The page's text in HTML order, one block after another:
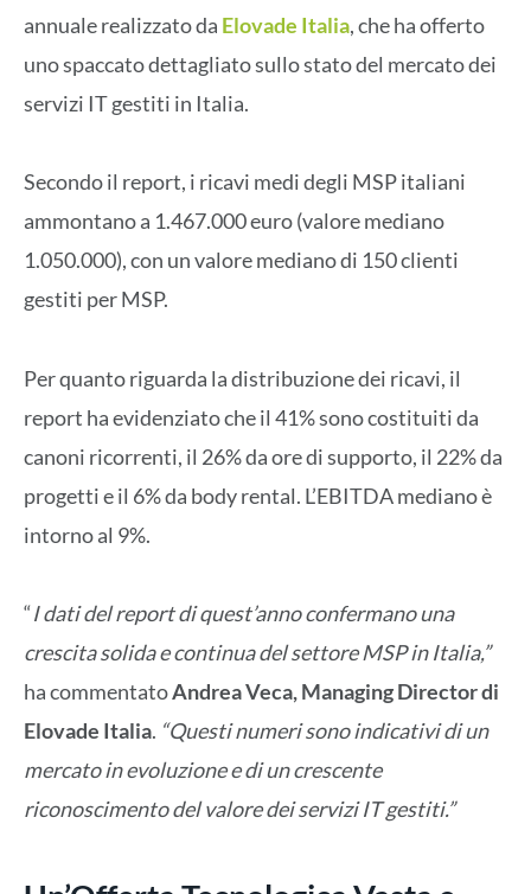
annuale realizzato da Elovade Italia, che ha offerto
uno spaccato dettagliato sullo stato del mercato dei
servizi IT gestiti in Italia.
Secondo il report, i ricavi medi degli MSP italiani
ammontano a 1.467.000 euro (valore mediano
1.050.000), con un valore mediano di 150 clienti
gestiti per MSP.
Per quanto riguarda la distribuzione dei ricavi, il
report ha evidenziato che il 41% sono costituiti da
canoni ricorrenti, il 26% da ore di supporto, il 22% da
progetti e il 6% da body rental. L’EBITDA mediano è
intorno al 9%.
“I dati del report di quest’anno confermano una
crescita solida e continua del settore MSP in Italia,”
ha commentatoAndrea Veca, Managing Director di
Elovade Italia. “Questi numeri sono indicativi di un
mercato in evoluzione e di un crescente
riconoscimento del valore dei servizi IT gestiti.”